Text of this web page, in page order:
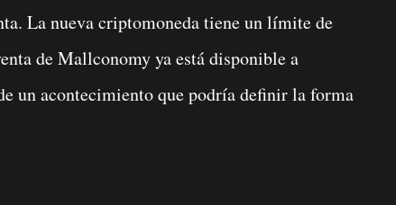
La nueva criptomoneda tiene un límite de
de Mallconomy ya está disponible a
un acontecimiento que podría definir la forma